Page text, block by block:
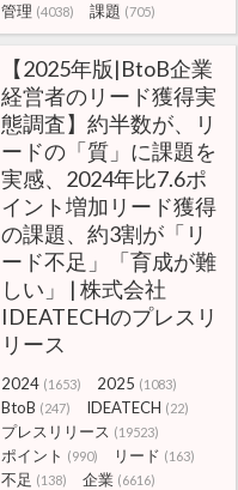
管理 (4038) 課題 (705)
【2025年版|BtoB企業
経営者のリード獲得実
態調査】約半数が、リ
ードの「質」に課題を
実感、2024年比7.6ポ
イント増加リード獲得
の課題、約3割が「リ
ード不足」「育成が難
しい」 | 株式会社
IDEATECHのプレスリ
リース
2024 (1653) 2025 (1083)
BtoB (247) IDEATECH (22)
プレスリリース (19523)
ポイント (990) リード (163)
不足 (138) 企業 (6616)